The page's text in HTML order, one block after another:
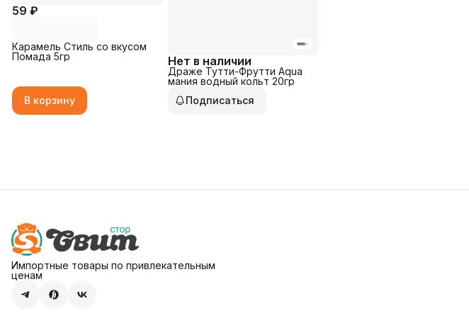
59 ₽
Карамель Стиль со вкусом
Помада 5гр
В корзину
Нет в наличии
Драже Тутти-Фрутти Aqua
мания водный кольт 20гр
Подписаться
Импортные товары по привлекательным
ценам